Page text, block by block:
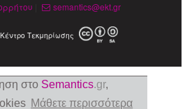
στο Semantics.gr,
Μάθετε περισσότερα
semantics@ekt.gr
Τεκμηρίωσης